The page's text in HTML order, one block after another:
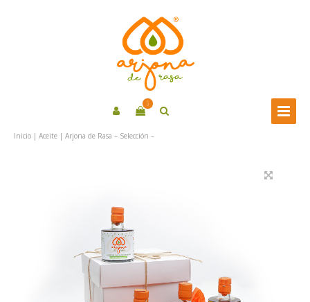
0
Inicio | Aceite | Arjona de Rasa – Selección –